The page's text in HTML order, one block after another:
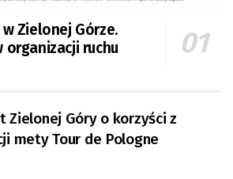
Zielonej Górze.
organizacji ruchu
Zielonej Góry o korzyści z
mety Tour de Pologne